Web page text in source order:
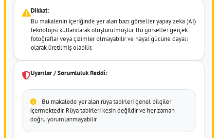
Dikkat:
Bu makalenin içeriğinde yer alan bazı görseller yapay zeka (AI)
teknolojisi kullanılarak oluşturulmuştur. Bu görseller gerçek
fotoğraflar veya çizimler olmayabilir ve hayal gücüne dayalı
olarak üretilmiş olabilir.
Uyarılar / Sorumluluk Reddi:
Bu makalede yer alan rüya tabirleri genel bilgiler
içermektedir. Rüya tabirleri kesin değildir ve her zaman
doğru yorumlanmayabilir.